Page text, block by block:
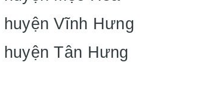
Vĩnh Hưng
Tân Hưng